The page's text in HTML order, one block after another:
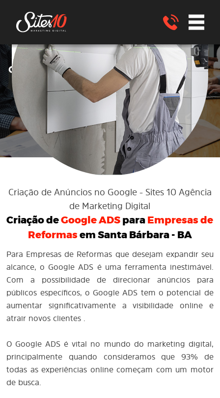
Criação de anúncios noGoogle ADS no
Google ADS para EMPRESAS de
REFORMASSanta Bárbara - BA
ENVIE UM WHATSAPP
Criação de Anúncios no Google - Sites 10 Agência
de Marketing Digital
Criação deGoogle ADS para Empresas de
Reformasem Santa Bárbara - BA
Para Empresas de Reformas que desejam expandir seu
alcance, o Google ADS é uma ferramenta inestimável.
Com a possibilidade de direcionar anúncios para
públicos específicos, o Google ADS tem o potencial de
aumentar significativamente a visibilidade online e
atrair novos clientes .
O Google ADS é vital no mundo do marketing digital,
principalmente quando consideramos que 93% de
todas as experiências online começam com um motor
de busca.